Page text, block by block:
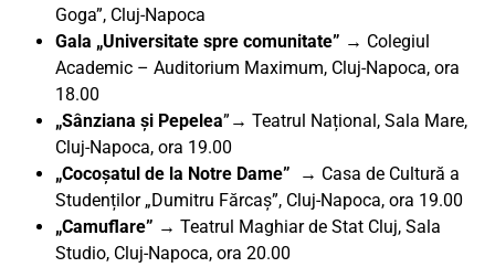
Goga”, Cluj-Napoca
Gala „Universitate spre comunitate” → Colegiul
Academic – Auditorium Maximum, Cluj-Napoca, ora
18.00
„Sânziana și Pepelea”→ Teatrul Național, Sala Mare,
Cluj-Napoca, ora 19.00
„Cocoșatul de la Notre Dame”
→ Casa de Cultură a
Studenților „Dumitru Fărcaș”, Cluj-Napoca, ora 19.00
„Camuflare” → Teatrul Maghiar de Stat Cluj, Sala
Studio, Cluj-Napoca, ora 20.00